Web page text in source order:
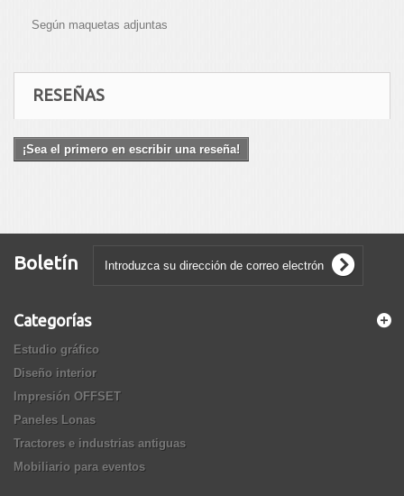
Según maquetas adjuntas
RESEÑAS
¡Sea el primero en escribir una reseña!
Boletín
Categorías
Estudio gráfico
Diseño interior
Impresión OFFSET
Paneles Lonas
Tractores e industrias antiguas
Mobiliario para eventos